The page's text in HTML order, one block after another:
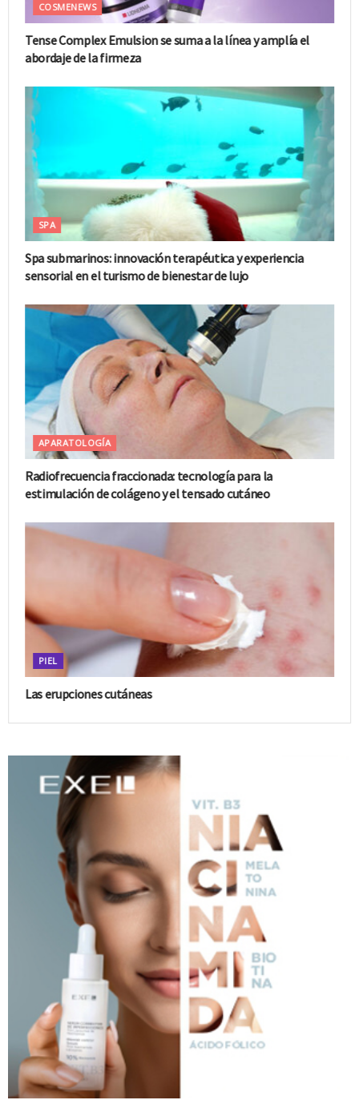
COSMENEWS
Tense Complex Emulsion se suma a la línea y amplía el
abordaje de la firmeza
SPA
Spa submarinos: innovación terapéutica y experiencia
sensorial en el turismo de bienestar de lujo
APARATOLOGÍA
Radiofrecuencia fraccionada: tecnología para la
estimulación de colágeno y el tensado cutáneo
PIEL
Las erupciones cutáneas